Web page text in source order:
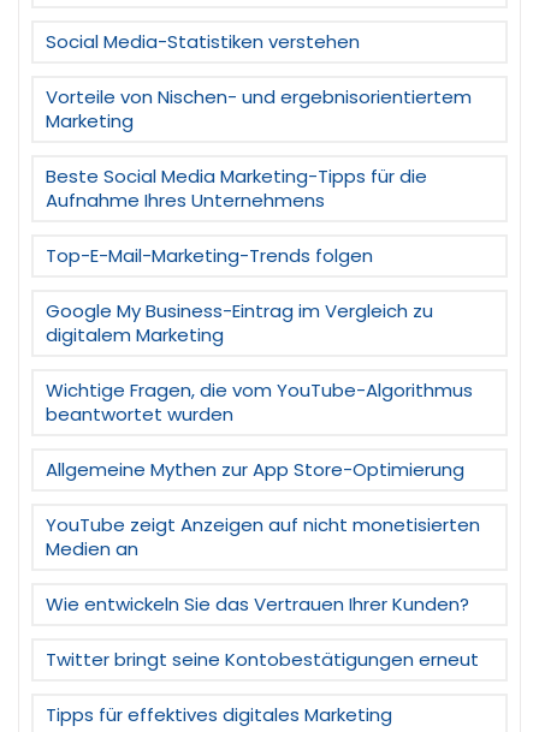
Social Media-Statistiken verstehen
Vorteile von Nischen- und ergebnisorientiertem
Marketing
Beste Social Media Marketing-Tipps für die
Aufnahme Ihres Unternehmens
Top-E-Mail-Marketing-Trends folgen
Google My Business-Eintrag im Vergleich zu
digitalem Marketing
Wichtige Fragen, die vom YouTube-Algorithmus
beantwortet wurden
Allgemeine Mythen zur App Store-Optimierung
YouTube zeigt Anzeigen auf nicht monetisierten
Medien an
Wie entwickeln Sie das Vertrauen Ihrer Kunden?
Twitter bringt seine Kontobestätigungen erneut
Tipps für effektives digitales Marketing